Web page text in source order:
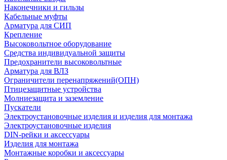
Наконечники и гильзы
Кабельные муфты
Арматура для СИП
Крепление
Высоковольтное оборудование
Средства индивидуальной защиты
Предохранители высоковольтные
Арматура для ВЛЗ
Ограничители перенапряжений(ОПН)
Птицезащитные устройства
Молниезащита и заземление
Пускатели
Электроустановочные изделия и изделия для монтажа
Электроустановочные изделия
DIN-рейки и аксессуары
Изделия для монтажа
Монтажные коробки и аксессуары